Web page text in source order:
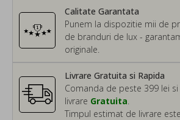
Calitate Garantata
Punem la dispozitie mii de
de branduri de lux -
originale.
Livrare Gratuita si Rapida
Comanda de peste 399 lei
livrare Gratuita
Timpul estimat de livrare